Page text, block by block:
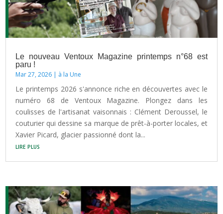
Le nouveau Ventoux Magazine printemps n°68 est
paru !
Mar 27, 2026 | à la Une
Le printemps 2026 s'annonce riche en découvertes avec le
numéro 68 de Ventoux Magazine. Plongez dans les
coulisses de l'artisanat vaisonnais : Clément Deroussel, le
couturier qui dessine sa marque de prêt-à-porter locales, et
Xavier Picard, glacier passionné dont la...
lire plus